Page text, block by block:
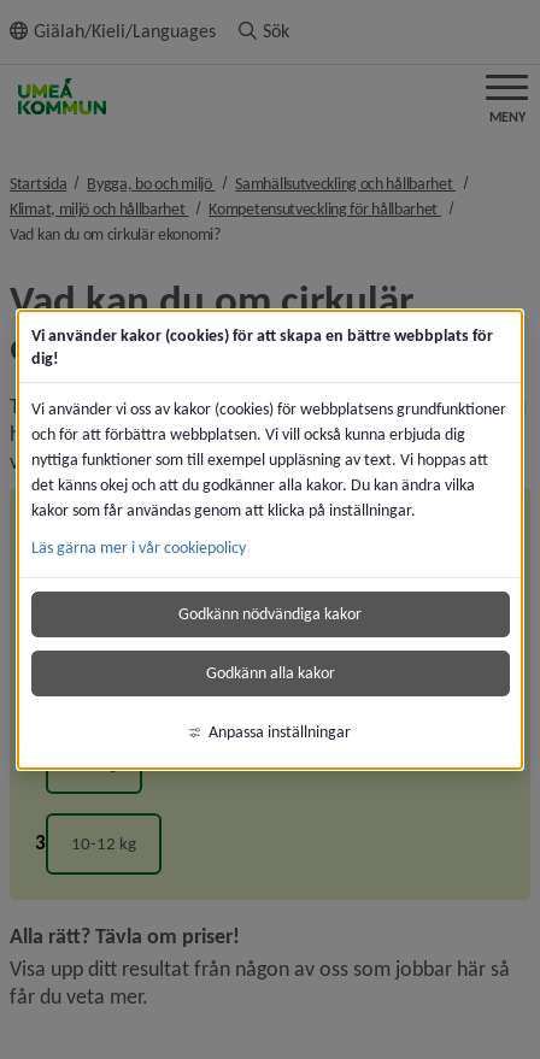
innehållet
Giälah/Kieli/Languages Sök
MENY
Startsida Bygga, bo och miljö nivå i brödsmulenavigeringen
Samhällsutveckling och hållbarhet nivå i
Klimat, miljö och hållbarhet nivå i brödsmulenavigeringen
Kompetensutveckling för hållbarhet
nivå i
Vad kan du om cirkulär ekonomi?nivå i brödsmulenavigeringen
Vad kan du om cirkulär
ekonomi?!
Testa dina kunskaper om cirkulär ekonomi! Svaren hittar du
här på området. För dig som får alla rätt finns chans att
vinna fina cirkulära priser.
1. Hur mycket kläder slänger
svensken i genomsnitt per person
7-9 kg
10-12 kg
Alla rätt? Tävla om priser!
Visa upp ditt resultat från någon av oss som jobbar här så
får du veta mer.
Vi använder kakor (cookies) för att skapa en bättre webbplats för
dig!
Vi använder vi oss av kakor (cookies) för webbplatsens grundfunktioner
och för att förbättra webbplatsen. Vi vill också kunna erbjuda dig
nyttiga funktioner som till exempel uppläsning av text. Vi hoppas att
det känns okej och att du godkänner alla kakor. Du kan ändra vilka
kakor som får användas genom att klicka på inställningar.
Läs gärna mer i vår cookiepolicy
Godkänn nödvändiga kakor
Godkänn alla kakor
Anpassa inställningar